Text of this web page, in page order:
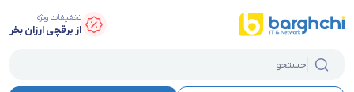
تخفیفات ویژه
از برقچی ارزان بخر